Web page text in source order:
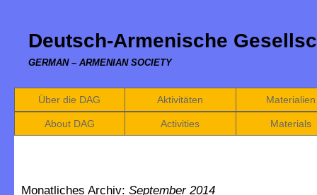
Deutsch-Armenische
GERMAN – ARMENIAN SOCIETY
Über die DAG Aktivitäten Materialien
About DAG Activities Materials
Monatliches Archiv: September 2014